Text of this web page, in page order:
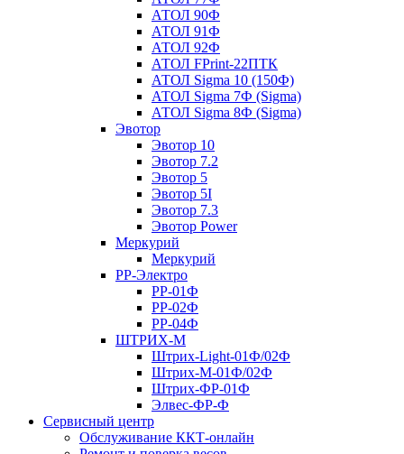
АТОЛ 90Ф
АТОЛ 91Ф
АТОЛ 92Ф
АТОЛ FPrint-22ПТК
АТОЛ Sigma 10 (150Ф)
АТОЛ Sigma 7Ф (Sigma)
АТОЛ Sigma 8Ф (Sigma)
Эвотор
Эвотор 10
Эвотор 7.2
Эвотор 5
Эвотор 5I
Эвотор 7.3
Эвотор Power
Меркурий
Меркурий
РР-Электро
РР-01Ф
РР-02Ф
РР-04Ф
ШТРИХ-М
Штрих-Light-01Ф/02Ф
Штрих-М-01Ф/02Ф
Штрих-ФР-01Ф
Элвес-ФР-Ф
Сервисный центр
Обслуживание ККТ-онлайн